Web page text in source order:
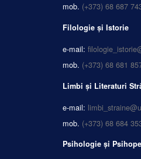
mob. (+373) 68 687
Filologie și Istorie
e-mail:
mob. (+373) 68 681
Limbi și Literaturi
e-mail:
mob. (+373) 68 684
Psihologie și